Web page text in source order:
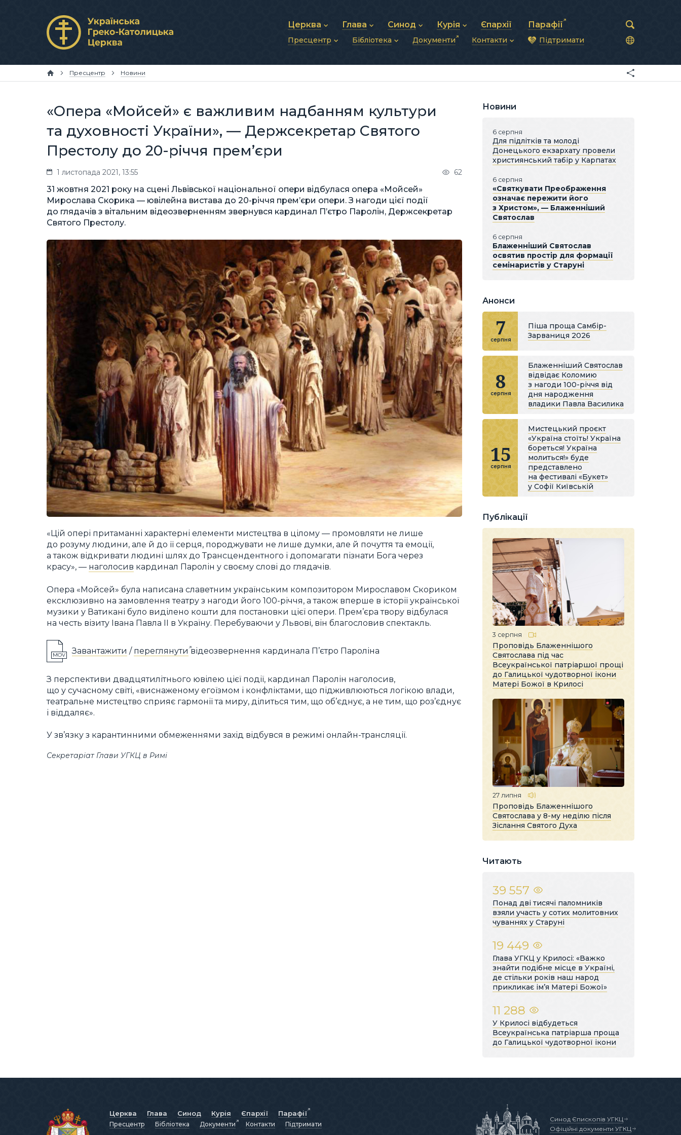
Церква
Про УГКЦ
Структура УГКЦ
Глава
Блаженніший Святослав
Фотографії
Синод
Синод Єпископів
Митрополичі Синоди
Курія
Душпастирська рада
Зв’язки та комунікації
Єпархії Парафії
Пресцентр
Публікації
Фото та відео
Архів новин (2013–2022)
Бібліотека
Молитви
Документи Контакти
Синоди Єпископів
Патріарша курія
Підтримати
Пресцентр Новини
«Опера «Мойсей» є важливим надбанням культури
та духовності України», — Держсекретар Святого
Престолу до 20-річчя прем’єри
1 листопада 2021, 13:55 62
31 жовтня 2021 року на сцені Львівської національної опери відбулася опера «Мойсей»
Мирослава Скорика — ювілейна вистава до 20-річчя прем’єри опери. З нагоди цієї події
до глядачів з вітальним відеозверненням звернувся кардинал П’єтро Паролін, Держсекретар
Святого Престолу.
«Цій опері притаманні характерні елементи мистецтва в цілому — промовляти не лише
до розуму людини, але й до її серця, породжувати не лише думки, але й почуття та емоції,
а також відкривати людині шлях до Трансцендентного і допомагати пізнати Бога через
красу», — наголосив кардинал Паролін у своєму слові до глядачів.
Опера «Мойсей» була написана славетним українським композитором Мирославом Скориком
ексклюзивно на замовлення театру з нагоди його 100-річчя, а також вперше в історії української
музики у Ватикані було виділено кошти для постановки цієї опери. Прем’єра твору відбулася
на честь візиту Івана Павла ІІ в Україну. Перебуваючи у Львові, він благословив спектакль.
MOV Завантажити / переглянутивідеозвернення кардинала П’єтро Пароліна
З перспективи двадцятилітнього ювілею цієї події, кардинал Паролін наголосив,
що у сучасному світі, «виснаженому егоїзмом і конфліктами, що підживлюються логікою влади,
театральне мистецтво сприяє гармонії та миру, ділиться тим, що об’єднує, а не тим, що роз’єднує
і віддаляє».
У зв’язку з карантинними обмеженнями захід відбувся в режимі онлайн-трансляції.
Секретаріат Глави УГКЦ в Римі
Новини
6 серпня
Для підлітків та молоді
Донецького екзархату провели
християнський табір у Карпатах
6 серпня
«Святкувати Преображення
означає пережити його
з Христом», — Блаженніший
Святослав
6 серпня
Блаженніший Святослав
освятив простір для формації
семінаристів у Старуні
Анонси
7
серпня
Піша проща Самбір-
Зарваниця 2026
8
серпня
Блаженніший Святослав
відвідає Коломию
з нагоди 100-річчя від
дня народження
владики Павла Василика
15
серпня
Мистецький проєкт
«Україна стоїть! Україна
бореться! Україна
молиться!» буде
представлено
на фестивалі «Букет»
у Софії Київській
Публікації
3 серпня
Проповідь Блаженнішого
Святослава під час
Всеукраїнської патріаршої прощі
до Галицької чудотворної ікони
Матері Божої в Крилосі
27 липня
Проповідь Блаженнішого
Святослава у 8-му неділю після
Зіслання Святого Духа
Читають
39 557
Понад дві тисячі паломників
взяли участь у сотих молитовних
чуваннях у Старуні
19 449
Глава УГКЦ у Крилосі: «Важко
знайти подібне місце в Україні,
де стільки років наш народ
прикликає ім’я Матері Божої»
11 288
У Крилосі відбудеться
Всеукраїнська патріарша проща
до Галицької чудотворної ікони
Церква Глава Синод Курія Єпархії Парафії
Пресцентр Бібліотека Документи Контакти Підтримати
Синод Єпископів УГКЦ
Офіційні документи УГКЦ